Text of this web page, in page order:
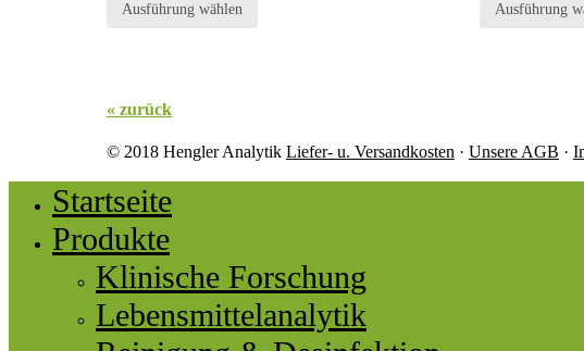
Ausführung wählen Ausführung
« zurück
© 2018 Hengler Analytik Liefer- u. Versandkosten · Unsere AGB ·
Startseite
Produkte
Klinische Forschung
Lebensmittelanalytik